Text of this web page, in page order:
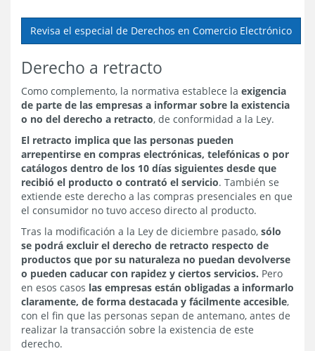
Revisa el especial de Derechos en Comercio Electrónico
Derecho a retracto
Como complemento, la normativa establece la exigencia
de parte de las empresas a informar sobre la existencia
o no del derecho a retracto, de conformidad a la Ley.
El retracto implica que las personas pueden
arrepentirse en compras electrónicas, telefónicas o por
catálogos dentro de los 10 días siguientes desde que
recibió el producto o contrató el servicio. También se
extiende este derecho a las compras presenciales en que
el consumidor no tuvo acceso directo al producto.
Tras la modificación a la Ley de diciembre pasado, sólo
se podrá excluir el derecho de retracto respecto de
productos que por su naturaleza no puedan devolverse
o pueden caducar con rapidez y ciertos servicios. Pero
en esos casos las empresas están obligadas a informarlo
claramente, de forma destacada y fácilmente accesible,
con el fin que las personas sepan de antemano, antes de
realizar la transacción sobre la existencia de este
derecho.